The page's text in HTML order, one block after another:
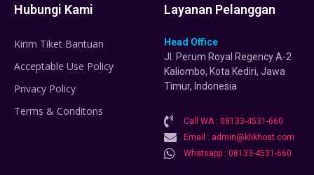
Hubungi Kami
Kirim Tiket Bantuan
Acceptable Use Policy
Privacy Policy
Terms & Conditons
Layanan Pelanggan
Head Office
Jl. Perum Royal Regency A-2
Kaliombo, Kota Kediri, Jawa
Timur, Indonesia
Call WA : 08133-4531-660
Email : admin@klikhost.com
Whatsapp : 08133-4531-660